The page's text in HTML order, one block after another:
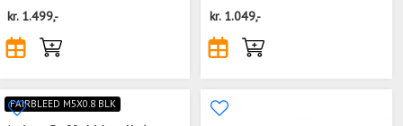
kr. 1.499,- kr. 1.049,-
FAIRBLEED M5X0.8 BLK